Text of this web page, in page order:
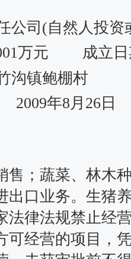
公司(自然人投资
万元
成立
沟镇鲍棚村
2009年8月26日
售；蔬菜、林木
出口业务。生猪
法律法规禁止经
可经营的项目，